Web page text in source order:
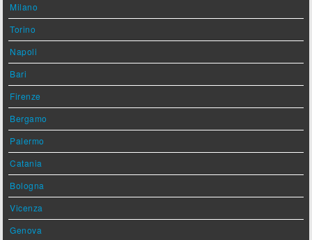
Milano
Torino
Napoli
Bari
Firenze
Bergamo
Palermo
Catania
Bologna
Vicenza
Genova